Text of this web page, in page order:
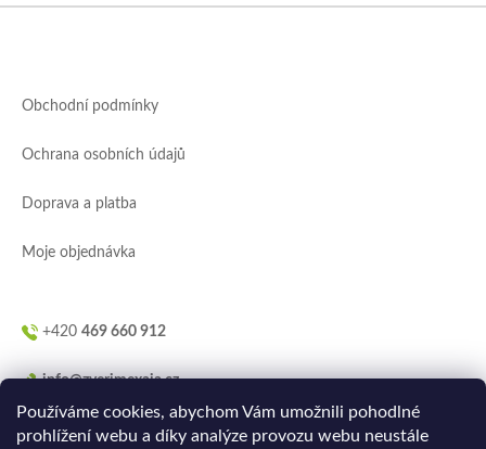
Používáme cookies, abychom Vám umožnili pohodlné
prohlížení webu a díky analýze provozu webu neustále
Obchodní podmínky
Ochrana osobních údajů
Doprava a platba
Moje objednávka
+420 469 660 912
info@zverimexaja.cz